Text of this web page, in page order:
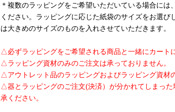
＊複数のラッピングをご希望いただいている場合に
ください。ラッピングに応じた紙袋のサイズをお選
は大きめのサイズのものを入れさせていただきます。
△必ずラッピングをご希望される商品と一緒にカート
△ラッピング資材のみのご注文は承っておりません。
△アウトレット品のラッピングおよびラッピング資材
△器とラッピングのご注文(決済）が分かれてしまっ
承ください。